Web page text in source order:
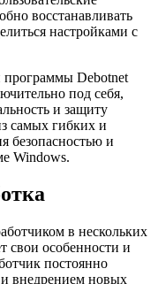
восстанавливать
настройками с
программы Debotnet
под себя,
и защиту
самых гибких и
безопасностью и
Windows.
в нескольких
свои особенности и
постоянно
внедрением новых